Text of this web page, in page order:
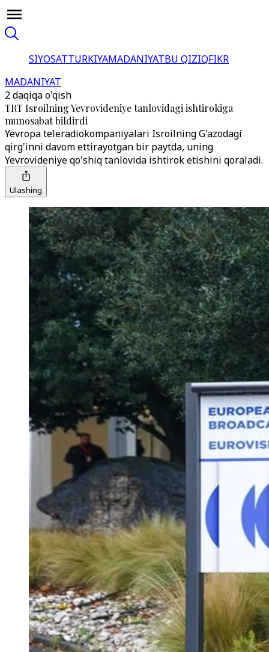
SIYOSATTURKIYAMADANIYATBU QIZIQFIKR
MADANIYAT
2 daqiqa o'qish
TRT Isroilning Yevrovideniye tanlovidagi ishtirokiga
munosabat bildirdi
Yevropa teleradiokompaniyalari Isroilning G'azodagi
qirg'inni davom ettirayotgan bir paytda, uning
Yevrovideniye qo'shiq tanlovida ishtirok etishini qoraladi.
Ulashing